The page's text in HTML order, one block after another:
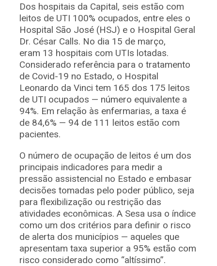
Dos hospitais da Capital, seis estão com
leitos de UTI 100% ocupados, entre eles o
Hospital São José (HSJ) e o Hospital Geral
Dr. César Calls. No dia 15 de março,
eram 13 hospitais com UTIs lotadas.
Considerado referência para o tratamento
de Covid-19 no Estado, o Hospital
Leonardo da Vinci tem 165 dos 175 leitos
de UTI ocupados — número equivalente a
94%. Em relação às enfermarias, a taxa é
de 84,6% — 94 de 111 leitos estão com
pacientes.
O número de ocupação de leitos é um dos
principais indicadores para medir a
pressão assistencial no Estado e embasar
decisões tomadas pelo poder público, seja
para flexibilização ou restrição das
atividades econômicas. A Sesa usa o índice
como um dos critérios para definir o risco
de alerta dos municípios — aqueles que
apresentam taxa superior a 95% estão com
risco considerado como “altíssimo”.